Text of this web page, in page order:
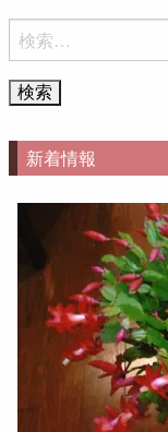
検
索:
新着情報